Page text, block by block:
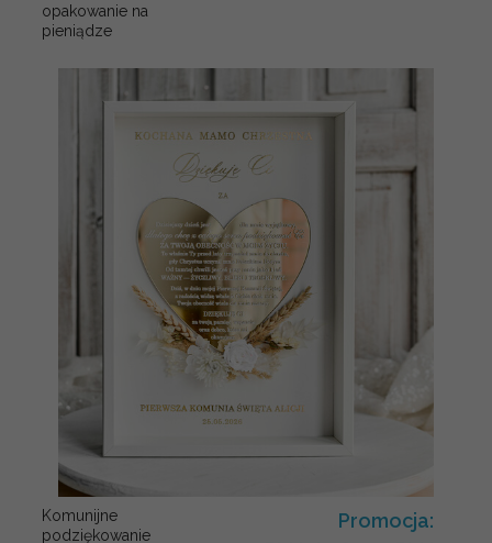
opakowanie na
pieniądze
Komunijne
podziękowanie
Promocja: